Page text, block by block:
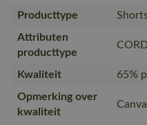
Producttype
Attributen
producttype
Kwaliteit
65%
Opmerking over
kwaliteit